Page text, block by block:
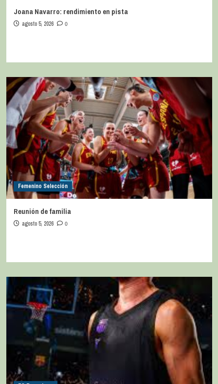
Joana Navarro: rendimiento en pista
agosto 5, 2026 0
Femenino Selección
Reunión de familia
agosto 5, 2026 0